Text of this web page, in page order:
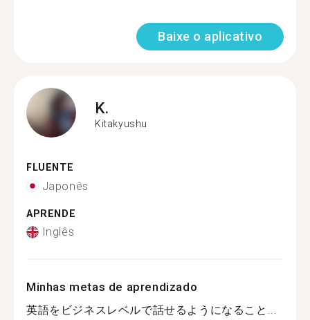
Baixe o aplicativo
K.
Kitakyushu
FLUENTE
Japonês
APRENDE
Inglês
Minhas metas de aprendizado
英語をビジネスレベルで話せるようになること...